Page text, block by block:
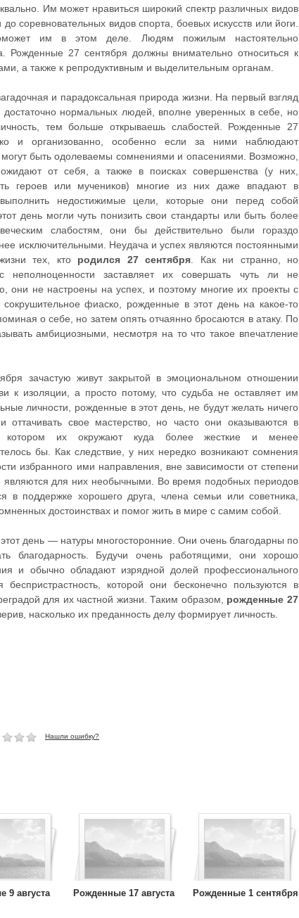
Им может нравиться широкий спектр различных видов
соревновательных видов спорта, боевых искусств или йоги.
им в этом деле. Людям пожилым настоятельно
Рожденные 27 сентября должны внимательно относиться к
а также к репродуктивным и выделительным органам.
и парадоксальная природа жизни. На первый взгляд
достаточно нормальных людей, вполне уверенных в себе, но
тем больше открываешь слабостей. Рожденные 27
и организованно, особенно если за ними наблюдают
быть одолеваемы сомнениями и опасениями. Возможно,
от себя, а также в поисках совершенства (у них,
героев или мучеников) многие из них даже впадают в
недостижимые цели, которые они перед собой
день могли чуть понизить свои стандарты или быть более
слабостям, они бы действительно были гораздо
исключительными. Неудача и успех являются постоянными
тех, кто родился 27 сентября . Как ни странно, но
неполноценности заставляет их совершать чуть ли не
они не настроены на успех, и поэтому многие их проекты с
фиаско, рожденные в этот день на какое-то
о себе, но затем опять отчаянно бросаются в атаку. По
амбициозными, несмотря на то что такое впечатление
зачастую живут закрытой в эмоциональном отношении
к изоляции, а просто потому, что судьба не оставляет им
личности, рожденные в этот день, не будут желать ничего
оттачивать свое мастерство, но часто они оказываются в
котором их окружают куда более жесткие и менее
бы. Как следствие, у них нередко возникают сомнения
избранного ими направления, вне зависимости от степени
являются для них необычными. Во время подобных периодов
в поддержке хорошего друга, члена семьи или советника,
достоинствах и помог жить в мире с самим собой.
день — натуры многосторонние. Они очень благодарны по
благодарность. Будучи очень работящими, они хорошо
и обычно обладают изрядной долей профессионального
беспристрастность, которой они бесконечно пользуются в
для их частной жизни. Таким образом, рожденные 27
насколько их преданность делу формирует личность.
Нашли ошибку?
9 августа Рожденные 17 августа Рожденные 1 сентября